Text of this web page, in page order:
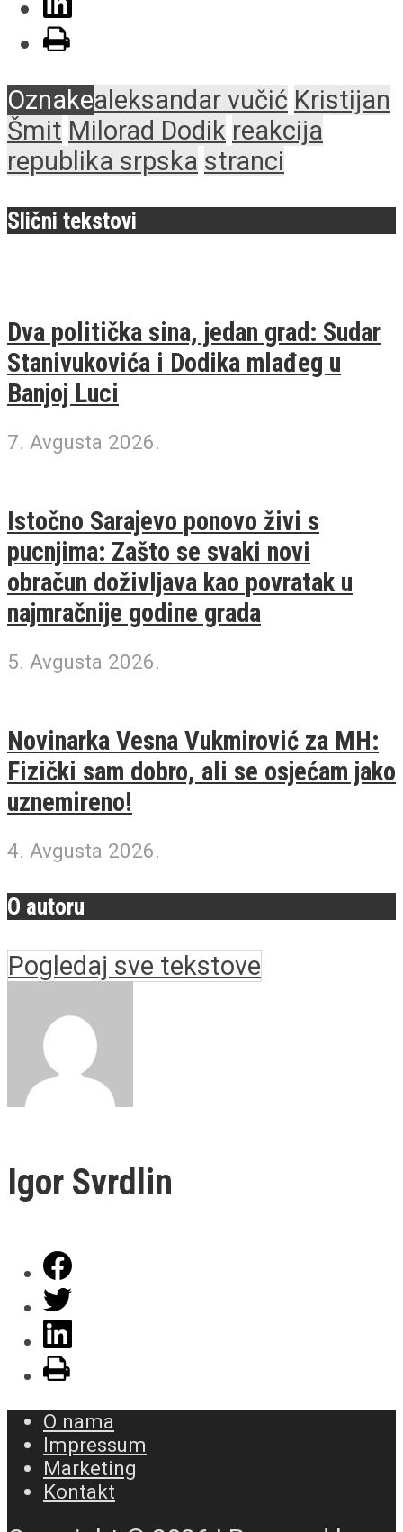
Oznakealeksandar vučić Kristijan
Šmit Milorad Dodik reakcija
republika srpska stranci
Slični tekstovi
Dva politička sina, jedan grad: Sudar
Stanivukovića i Dodika mlađeg u
Banjoj Luci
7. Avgusta 2026.
Istočno Sarajevo ponovo živi s
pucnjima: Zašto se svaki novi
obračun doživljava kao povratak u
najmračnije godine grada
5. Avgusta 2026.
Novinarka Vesna Vukmirović za MH:
Fizički sam dobro, ali se osjećam jako
uznemireno!
4. Avgusta 2026.
O autoru
Pogledaj sve tekstove
Igor Svrdlin
O nama
Impressum
Marketing
Kontakt